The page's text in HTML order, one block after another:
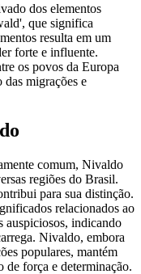
dos elementos
que significa
resulta em um
forte e influente.
os povos da Europa
migrações e
comum, Nivaldo
regiões do Brasil.
para sua distinção.
relacionados ao
auspiciosos, indicando
Nivaldo, embora
populares, mantém
força e determinação.